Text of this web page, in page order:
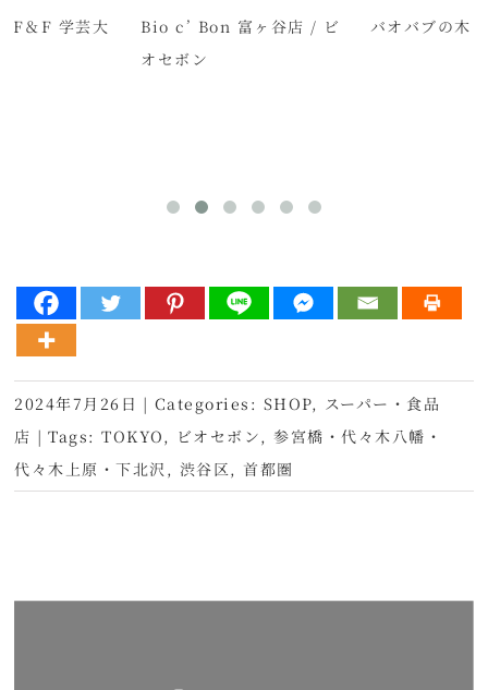
F＆F 学芸大
Bio c’ Bon 富ヶ谷店 / ビ
オセボン
バオバブの木
2024年7月26日 | Categories: SHOP, スーパー・食品
店 | Tags:TOKYO , ビオセボン ,参宮橋・代々木八幡・
代々木上原・下北沢 , 渋谷区 , 首都圏